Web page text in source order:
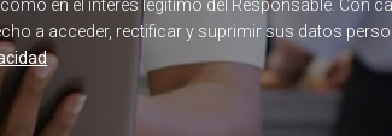
en el interés legítimo del Responsable. Con
a acceder, rectificar y suprimir sus datos